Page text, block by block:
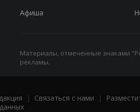
Афиша
Материалы, отмеченные знаками
рекламы.
| Связаться с нами |